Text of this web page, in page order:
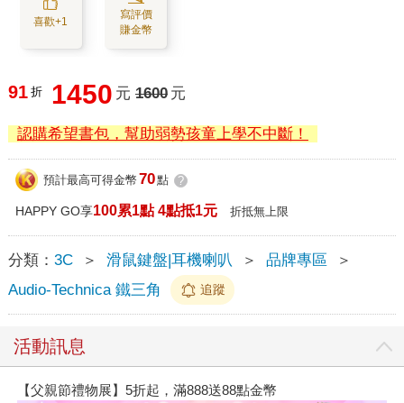
喜歡+1
寫評價
賺金幣
91 折 1450 元 1600 元
認購希望書包，幫助弱勢孩童上學不中斷！
預計最高可得金幣 70點 ?
HAPPY GO享100累1點 4點抵1元 折抵無上限
分類： 3C ＞ 滑鼠鍵盤|耳機喇叭 ＞ 品牌專區
＞
Audio-Technica 鐵三角
追蹤
活動訊息
【父親節禮物展】5折起，滿888送88點金幣